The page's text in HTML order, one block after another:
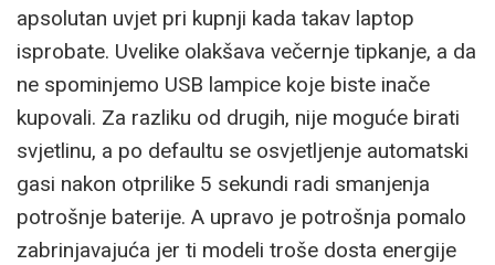
apsolutan uvjet pri kupnji kada takav laptop
isprobate. Uvelike olakšava večernje tipkanje, a da
ne spominjemo USB lampice koje biste inače
kupovali. Za razliku od drugih, nije moguće birati
svjetlinu, a po defaultu se osvjetljenje automatski
gasi nakon otprilike 5 sekundi radi smanjenja
potrošnje baterije. A upravo je potrošnja pomalo
zabrinjavajuća jer ti modeli troše dosta energije